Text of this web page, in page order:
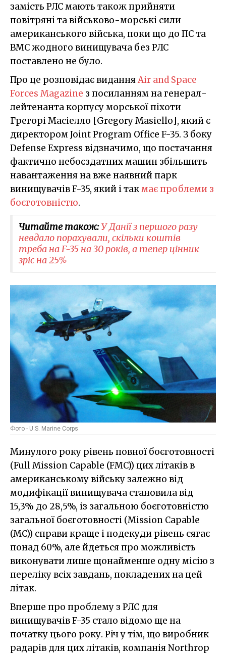
замість РЛС мають також прийняти
повітряні та військово-морські сили
американського війська, поки що до ПС та
ВМС жодного винищувача без РЛС
поставлено не було.
Про це розповідає виданняAir and Space
Forces Magazine з посиланням на генерал-
лейтенанта корпусу морської піхоти
Грегорі Масіелло [Gregory Masiello], який є
директором Joint Program Office F-35. З боку
Defense Express відзначимо, що постачання
фактично небоєздатних машин збільшить
навантаження на вже наявний парк
винищувачів F-35, який і такмає проблеми з
боєготовністю.
Читайте також:У Данії з першого разу
невдало порахували, скільки коштів
треба на F-35 на 30 років, а тепер цінник
зріс на 25%
Фото - U.S. Marine Corps
Минулого року рівень повної боєготовності
(Full Mission Capable (FMC)) цих літаків в
американському війську залежно від
модифікації винищувача становила від
15,3% до 28,5%, із загальною боєготовністю
загальної боєготовності (Mission Capable
(MC)) справи краще і подекуди рівень сягає
понад 60%, але йдеться про можливість
виконувати лише щонайменше одну місію з
переліку всіх завдань, покладених на цей
літак.
Вперше про проблему з РЛС для
винищувачів F-35 стало відомо ще на
початку цього року. Річ у тім, що виробник
радарів для цих літаків, компанія Northrop